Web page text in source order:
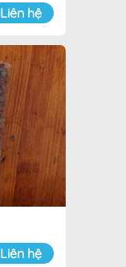
Liên hệ
Liên hệ